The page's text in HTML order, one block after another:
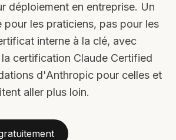
déploiement en entreprise. Un
pour les praticiens, pas pour les
interne à la clé, avec
certification Claude Certified
d'Anthropic pour celles et
aller plus loin.